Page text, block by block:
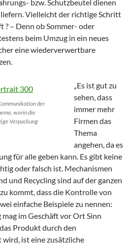
bzw. Schutzbeutel dienen
Vielleicht der richtige Schritt
? – Denn ob Sommer- oder
beim Umzug in ein neues
eine wiederverwertbare
der
worin die
Verpackung
„Es ist gut zu
sehen, dass
immer mehr
Firmen das
Thema
angehen, da es
für alle geben kann. Es gibt keine
oder falsch ist. Mechanismen
und Recycling sind auf der ganzen
kommt, dass die Kontrolle von
einfache Beispiele zu nennen:
im Geschäft vor Ort Sinn
Produkt durch den
ist eine zusätzliche